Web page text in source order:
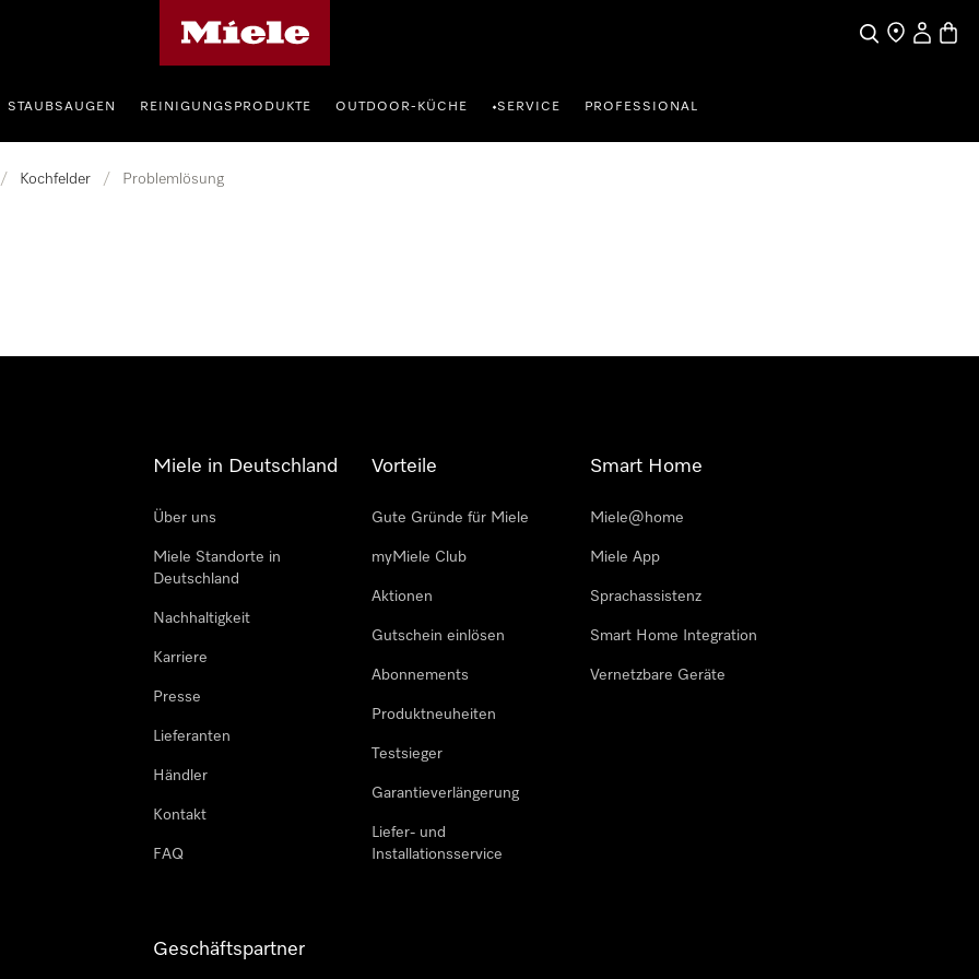
SucheHändler
Mein
STAUBSAUGEN REINIGUNGSPRODUKTE OUTDOOR-KÜCHE •SERVICE PROFESSIONAL
/ Kochfelder / Problemlösung
Miele in Deutschland
Über uns
Miele Standorte in
Deutschland
Nachhaltigkeit
Karriere
Presse
Lieferanten
Händler
Kontakt
FAQ
Vorteile
Gute Gründe für Miele
myMiele Club
Aktionen
Gutschein einlösen
Abonnements
Produktneuheiten
Testsieger
Garantieverlängerung
Liefer- und
Installationsservice
Smart Home
Miele@home
Miele App
Sprachassistenz
Smart Home Integration
Vernetzbare Geräte
Geschäftspartner